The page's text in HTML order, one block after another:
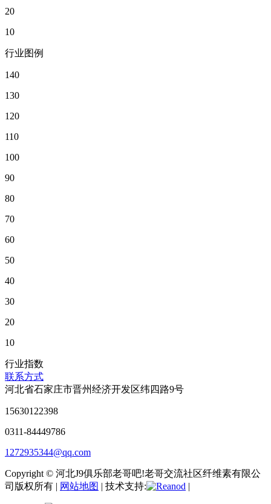
20
10
行业图例
140
130
120
110
100
90
80
70
60
50
40
30
20
10
行业指数
联系方式
河北省石家庄市晋州经济开发区纬四路9号
15630122398
0311-84449786
1272935344@qq.com
Copyright © 河北J9俱乐部老哥吧!老哥交流社区纤维素有限公
司版权所有 | 网站地图 | 技术支持: |